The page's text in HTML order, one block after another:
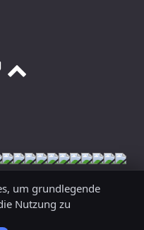
um grundlegende
Nutzung zu